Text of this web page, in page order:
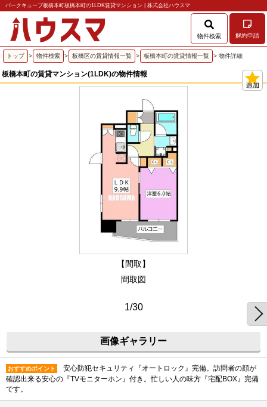
パークキューブ板橋本町板橋本町の1LDK賃貸マンション | 株式会社ハウスマ
物件検索 解約申請
トップ > 物件検索 > 板橋区の賃貸情報一覧 > 板橋本町の賃貸情報一覧 > 物件詳細
板橋本町の賃貸マンション(1LDK)の物件情報
【間取】
間取図
1/30
画像ギャラリー
おすすめポイント
安心防犯セキュリティ『オートロック』完備。訪問者の顔が
確認出来る安心の『TVモニターホン』付き。忙しい人の味方『宅配BOX』完備
です。